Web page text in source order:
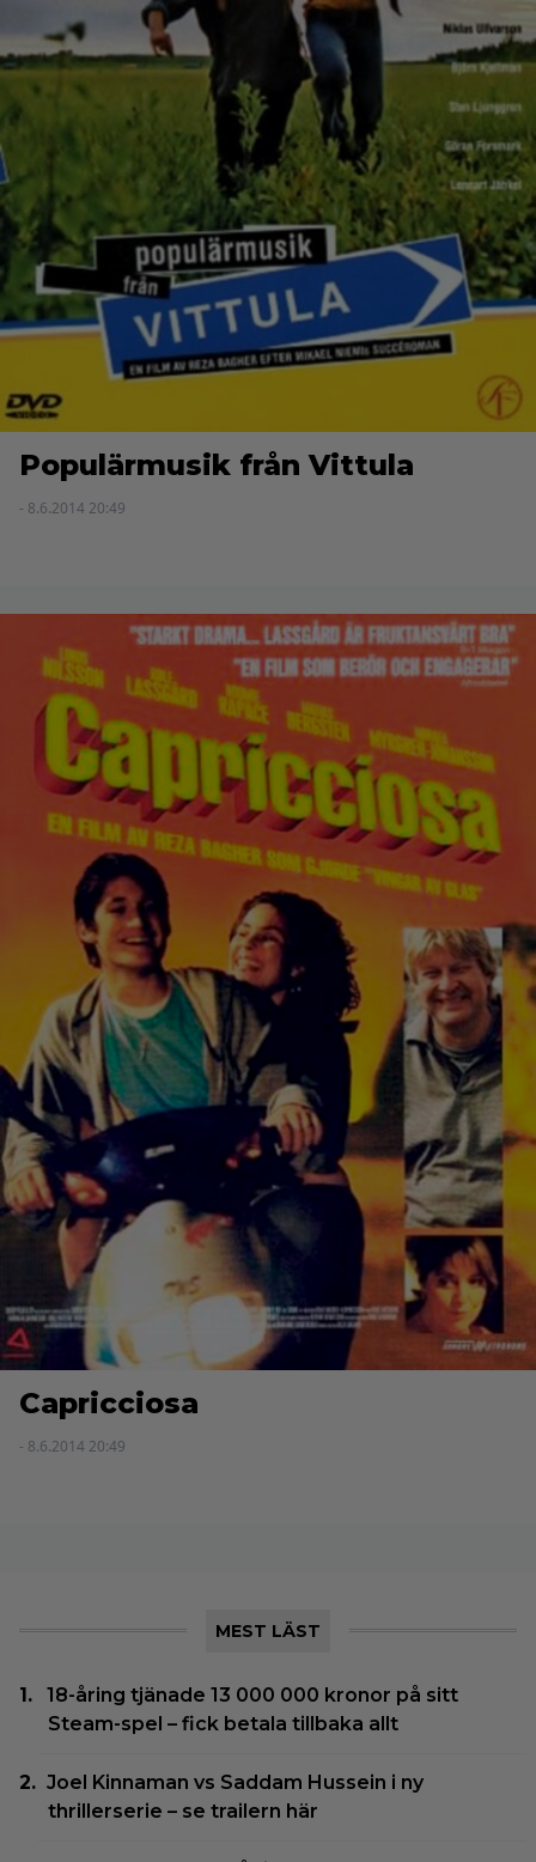
Populärmusik från Vittula
- 8.6.2014 20:49
Capricciosa
- 8.6.2014 20:49
MEST LÄST
18-åring tjänade 13 000 000 kronor på sitt
Steam-spel – fick betala tillbaka allt
Joel Kinnaman vs Saddam Hussein i ny
thrillerserie – se trailern här